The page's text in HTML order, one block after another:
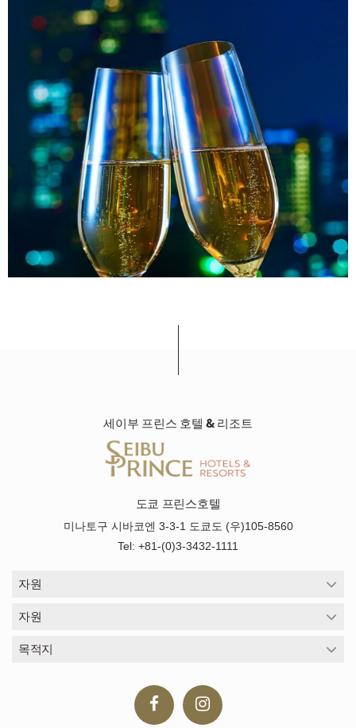
세이부 프린스 호텔 & 리조트
도쿄 프린스호텔
미나토구 시바코엔 3-3-1 도쿄도 (우)105-8560
Tel: +81-(0)3-3432-1111
자원
자원
목적지